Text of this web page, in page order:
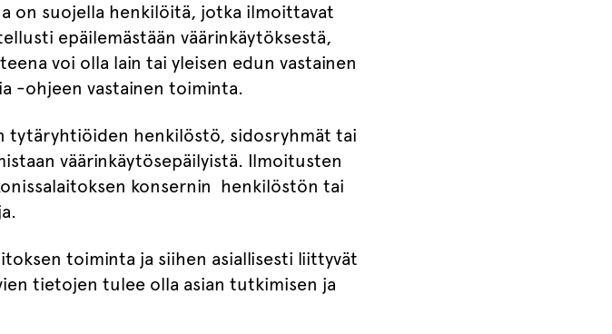
on suojella henkilöitä, jotka ilmoittavat
epäilemästään väärinkäytöksestä,
voi olla lain tai yleisen edun vastainen
-ohjeen vastainen toiminta.
tytäryhtiöiden henkilöstö, sidosryhmät tai
väärinkäytösepäilyistä. Ilmoitusten
konsernin henkilöstön tai
toiminta ja siihen asiallisesti liittyvät
tietojen tulee olla asian tutkimisen ja